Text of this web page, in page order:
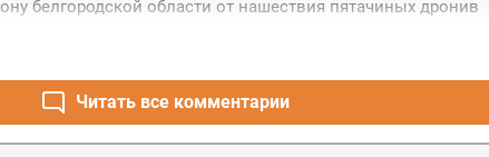
белгородской области от нашествия пятачиных дронив
Читать все комментарии